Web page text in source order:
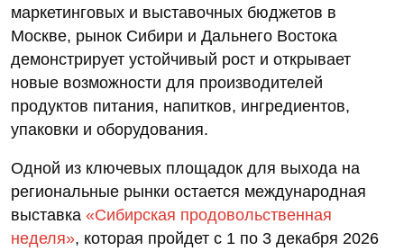
маркетинговых и выставочных бюджетов в
Москве, рынок Сибири и Дальнего Востока
демонстрирует устойчивый рост и открывает
новые возможности для производителей
продуктов питания, напитков, ингредиентов,
упаковки и оборудования.
Одной из ключевых площадок для выхода на
региональные рынки остается международная
выставка «Сибирская продовольственная
неделя», которая пройдет с 1 по 3 декабря 2026